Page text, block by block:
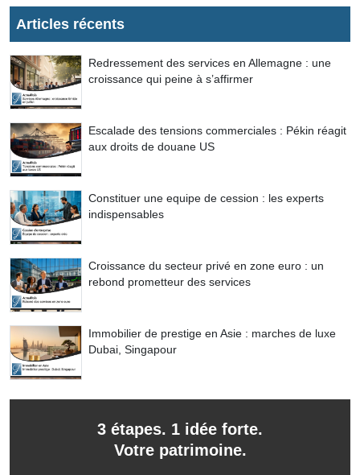
Articles récents
Redressement des services en Allemagne : une
croissance qui peine à s’affirmer
Escalade des tensions commerciales : Pékin réagit
aux droits de douane US
Constituer une equipe de cession : les experts
indispensables
Croissance du secteur privé en zone euro : un
rebond prometteur des services
Immobilier de prestige en Asie : marches de luxe
Dubai, Singapour
3 étapes. 1 idée forte.
Votre patrimoine.